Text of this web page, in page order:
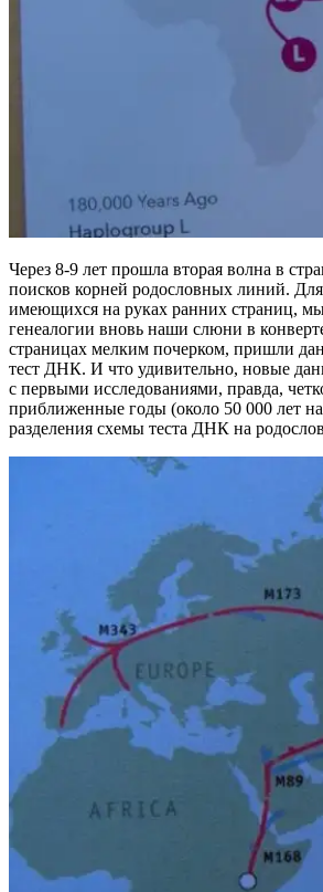
Через 8-9 лет прошла вторая волна в
поисков корней родословных линий.
имеющихся на руках ранних страниц,
генеалогии вновь наши слюни в
страницах мелким почерком, пришли
тест ДНК. И что удивительно, новые
с первыми исследованиями, правда,
приближенные годы (около 50 000 лет
разделения схемы теста ДНК на